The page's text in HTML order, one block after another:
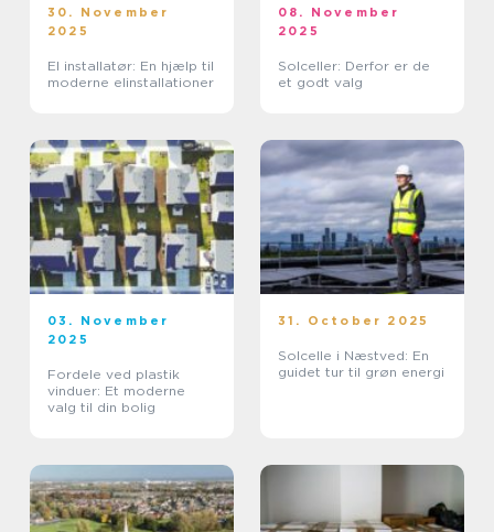
30. November
2025
El installatør: En hjælp til
moderne elinstallationer
08. November
2025
Solceller: Derfor er de
et godt valg
03. November
2025
Fordele ved plastik
vinduer: Et moderne
valg til din bolig
31. October 2025
Solcelle i Næstved: En
guidet tur til grøn energi